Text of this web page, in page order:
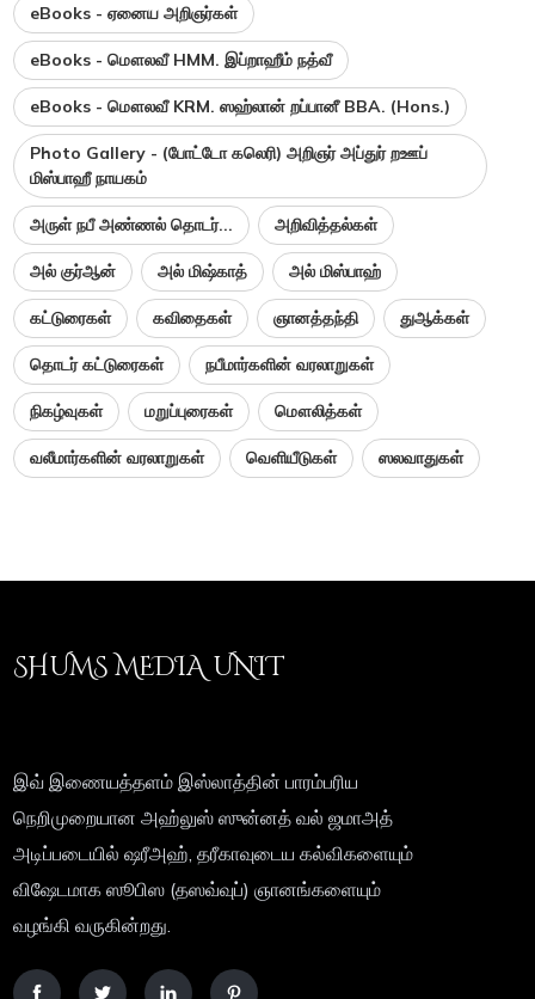
eBooks - ஏனைய அறிஞர்கள்
eBooks - மௌலவீ HMM. இப்றாஹீம் நத்வீ
eBooks - மௌலவீ KRM. ஸஹ்லான் றப்பானீ BBA. (Hons.)
Photo Gallery - (போட்டோ கலெரி) அறிஞர் அப்துர் றஊப்
மிஸ்பாஹீ நாயகம்
அருள் நபீ அண்ணல் தொடர்... அறிவித்தல்கள்
அல் குர்ஆன் அல் மிஷ்காத் அல் மிஸ்பாஹ்
கட்டுரைகள் கவிதைகள் ஞானத்தந்தி துஆக்கள்
தொடர் கட்டுரைகள் நபீமார்களின் வரலாறுகள்
நிகழ்வுகள் மறுப்புரைகள் மௌலித்கள்
வலீமார்களின் வரலாறுகள் வெளியீடுகள் ஸலவாதுகள்
SHUMS MEDIA UNIT
இவ் இணையத்தளம் இஸ்லாத்தின் பாரம்பரிய
நெறிமுறையான அஹ்லுஸ் ஸுன்னத் வல் ஜமாஅத்
அடிப்படையில் ஷரீஅஹ், தரீகாவுடைய கல்விகளையும்
விஷேடமாக ஸூபிஸ (தஸவ்வுப்) ஞானங்களையும்
வழங்கி வருகின்றது.